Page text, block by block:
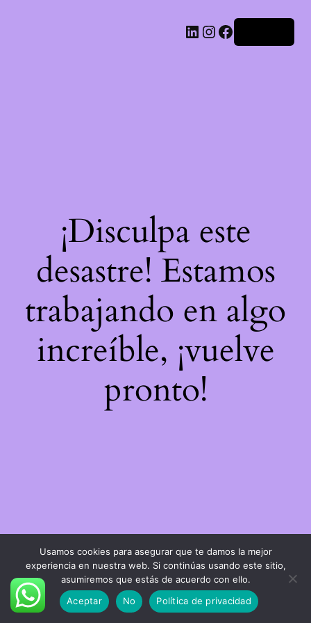
LinkedIn
Instagram
Facebook
¡Disculpa este
desastre! Estamos
trabajando en algo
increíble, ¡vuelve
pronto!
Usamos cookies para asegurar que te damos la mejor
experiencia en nuestra web. Si continúas usando este sitio,
asumiremos que estás de acuerdo con ello.
Aceptar
No Política de privacidad